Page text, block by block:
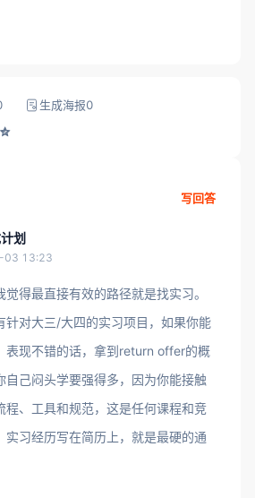
生成海报0
写回答
划
13:23
得最直接有效的路径就是找实习。
针对大三/大四的实习项目，如果你能
表现不错的话，拿到return offer的概
自己闷头学要强得多，因为你能接触
程、工具和规范，这是任何课程和竞
实习经历写在简历上，就是最硬的通